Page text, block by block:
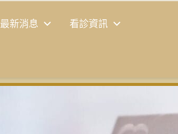
最新消息 看診資訊